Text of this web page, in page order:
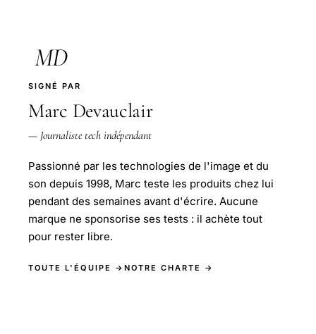
MD
SIGNÉ PAR
Marc Devauclair
— Journaliste tech indépendant
Passionné par les technologies de l'image et du
son depuis 1998, Marc teste les produits chez lui
pendant des semaines avant d'écrire. Aucune
marque ne sponsorise ses tests : il achète tout
pour rester libre.
TOUTE L'ÉQUIPE → NOTRE CHARTE →